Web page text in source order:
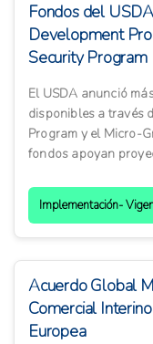
Fondos del
Development
Security Program
El USDA anunció
disponibles a través
Program y el Micro-
fondos apoyan
Implementación-
Acuerdo Global
Comercial
Europea